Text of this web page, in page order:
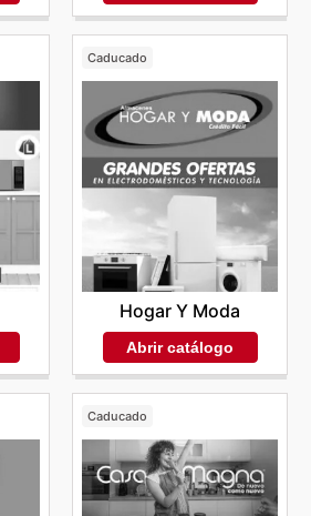
Caducado
Hogar Y Moda
Abrir catálogo
Caducado